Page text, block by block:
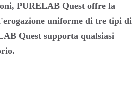
PURELAB Quest offre la
uniforme di tre tipi di
Quest supporta qualsiasi